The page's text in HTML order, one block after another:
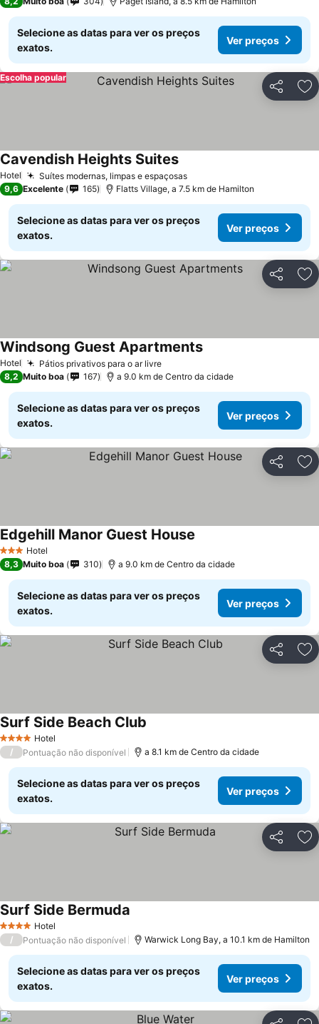
Selecione as datas para ver os preços
exatos.
Ver preços
Partilhar
Escolha popular
Hotel Suítes modernas, limpas e espaçosasVer preços
Cavendish Heights SuitesVer preços
9,6 Excelente 165 Flatts Village, a 7.5 km de Hamilton
Selecione as datas para ver os preços
exatos.
Ver preços
Partilhar
Hotel Pátios privativos para o ar livreVer preços
Windsong Guest ApartmentsVer preços
8,2 Muito boa 167 a 9.0 km de Centro da cidade
Selecione as datas para ver os preços
exatos.
Ver preços
Partilhar
3 EstrelasHotel
Edgehill Manor Guest House
8,3 Muito boa 310 a 9.0 km de Centro da cidade
Selecione as datas para ver os preços
exatos.
Ver preços
Partilhar
4 EstrelasHotel
Surf Side Beach Club
/ Pontuação não disponível a 8.1 km de Centro da cidade
Selecione as datas para ver os preços
exatos.
Ver preços
Partilhar
4 EstrelasHotel
Surf Side Bermuda
/ Pontuação não disponível Warwick Long Bay, a 10.1 km de Hamilton
Selecione as datas para ver os preços
exatos.
Ver preços